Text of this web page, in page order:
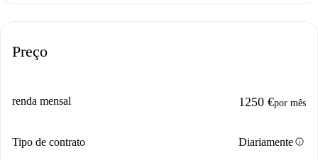
Preço
renda mensal 1250 €por mês
Tipo de contrato Diariamenteinfo